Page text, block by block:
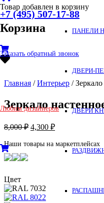
+7 (495) 507-17-88
Заказать обратный звонок
Любим дизайнеров
ПАНЕЛИ
ДВЕРИ-
ДВЕРИ
Товар добавлен в корзину
Корзина
Главная /Интерьер /
Зеркало
8,000₽ 4,300 ₽
Наши товары на маркетплейсах
Цвет